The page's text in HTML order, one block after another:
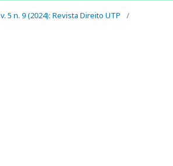
v. 5 n. 9 (2024): Revista Direito UTP
/